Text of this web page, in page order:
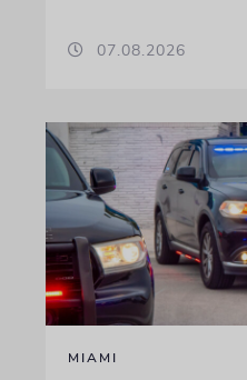
07.08.2026
MIAMI